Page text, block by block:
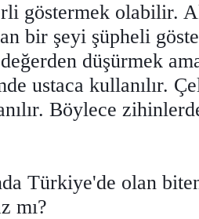
göstermek olabilir.
bir şeyi şüpheli
düşürmek
ustaca kullanılır.
Böylece
Türkiye'de olan
mı?